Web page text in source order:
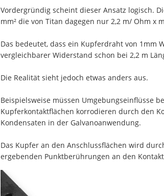
Vordergründig scheint dieser Ansatz logisch.
mm² die von Titan dagegen nur 2,2 m/ Ohm x
Das bedeutet, dass ein Kupferdraht von 1mm
vergleichbarer Widerstand schon bei 2,2 m
Die Realität sieht jedoch etwas anders aus.
Beispielsweise müssen Umgebungseinflüsse
Kupferkontaktflächen korrodieren durch den
Kondensaten in der Galvanoanwendung.
Das Kupfer an den Anschlussflächen wird
ergebenden Punktberührungen an den